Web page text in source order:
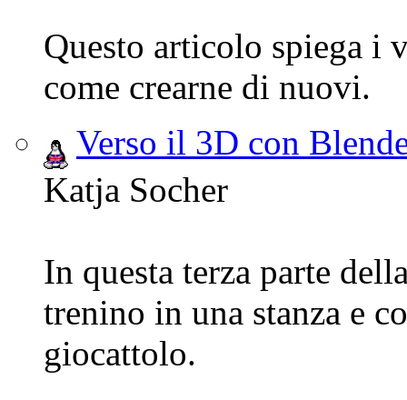
Questo articolo spiega i
come crearne di nuovi.
Verso il 3D con
Katja Socher
In questa terza parte
trenino in una stanza e
giocattolo.